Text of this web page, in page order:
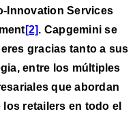
Innovation Services
[2]. Capgemini se
gracias tanto a sus
entre los múltiples
que abordan
retailers en todo el